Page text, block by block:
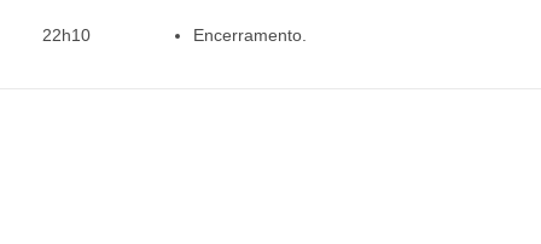
22h10 Encerramento.